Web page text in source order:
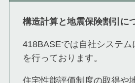
構造計算と地震保険割引に
418BASEでは自社システ
を行っております。
住宅性能評価制度の取得や